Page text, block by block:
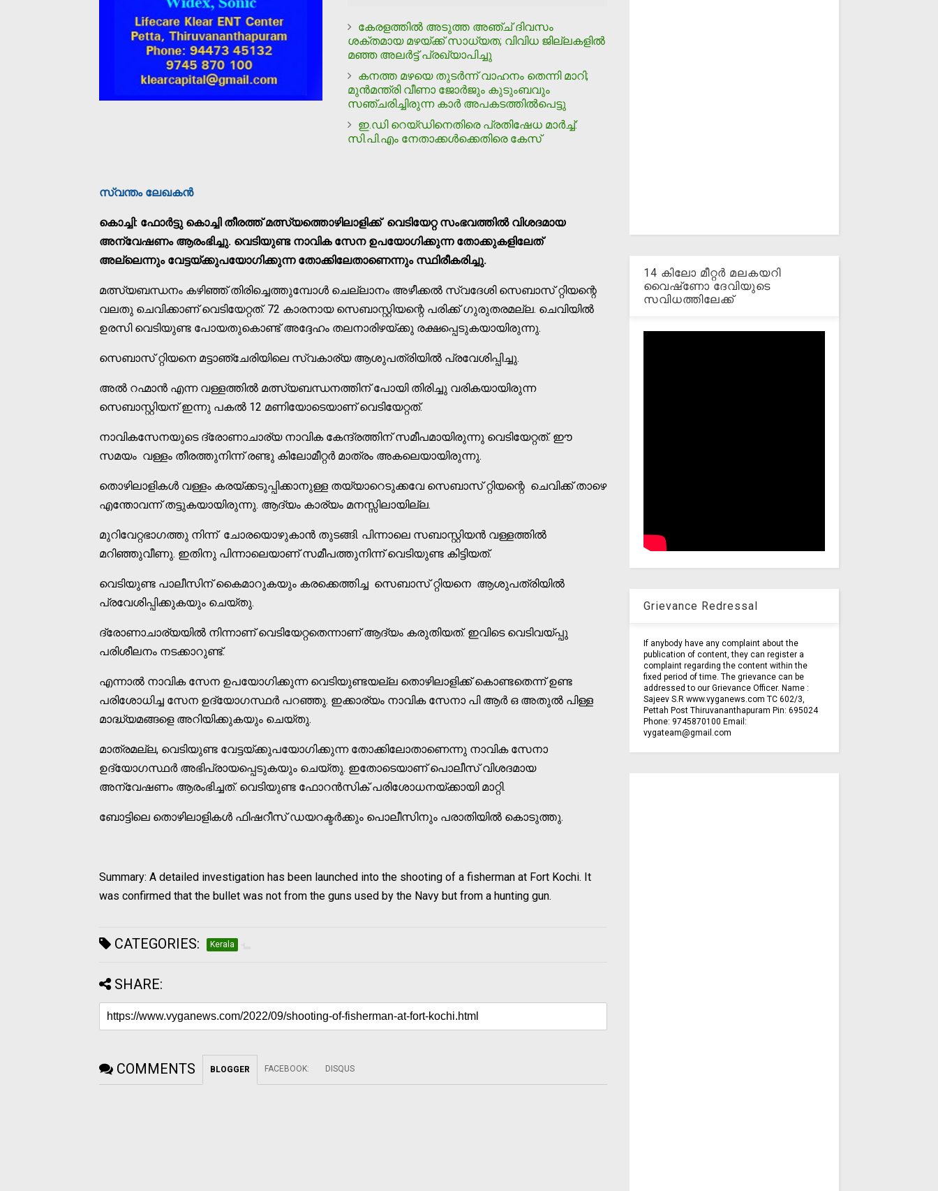
കേരളത്തിൽ അടുത്ത അഞ്ച് ദിവസം
ശക്തമായ മഴയ്ക്ക് സാധ്യത; വിവിധ ജില്ലകളിൽ
മഞ്ഞ അലർട്ട് പ്രഖ്യാപിച്ചു
കനത്ത മഴയെ തുടർന്ന് വാഹനം തെന്നി മാറി;
മുൻമന്ത്രി വീണാ ജോർജും കുടുംബവും
സഞ്ചരിച്ചിരുന്ന കാർ അപകടത്തിൽപെട്ടു
ഇ.ഡി റെയ്ഡിനെതിരെ പ്രതിഷേധ മാര്‍ച്ച്:
സി.പി.എം നേതാക്കള്‍ക്കെതിരെ കേസ്
സ്വന്തം ലേഖകന്‍
കൊച്ചി: ഫോര്‍ട്ടു കൊച്ചി തീരത്ത് മത്സ്യത്തൊഴിലാളിക്ക് വെടിയേറ്റ സംഭവത്തില്‍ വിശദമായ
അന്വേഷണം ആരംഭിച്ചു. വെടിയുണ്ട നാവിക സേന ഉപയോഗിക്കുന്ന തോക്കുകളിലേത്
അല്ലെന്നും വേട്ടയ്ക്കുപയോഗിക്കുന്ന തോക്കിലേതാണെന്നും സ്ഥിരീകരിച്ചു.
മത്സ്യബന്ധനം കഴിഞ്ഞ് തിരിച്ചെത്തുമ്പോള്‍ ചെല്ലാനം അഴീക്കല്‍ സ്വദേശി സെബാസ് റ്റിയന്റെ
വലതു ചെവിക്കാണ് വെടിയേറ്റത്. 72 കാരനായ സെബാസ്റ്റിയന്റെ പരിക്ക് ഗുരുതരമല്ല. ചെവിയില്‍
ഉരസി വെടിയുണ്ട പോയതുകൊണ്ട് അദ്ദേഹം തലനാരിഴയ്ക്കു രക്ഷപ്പെടുകയായിരുന്നു.
സെബാസ് റ്റിയനെ മട്ടാഞ്ചേരിയിലെ സ്വകാര്യ ആശുപത്രിയില്‍ പ്രവേശിപ്പിച്ചു.
അല്‍ റഹ്മാന്‍ എന്ന വള്ളത്തില്‍ മത്സ്യബന്ധനത്തിന് പോയി തിരിച്ചു വരികയായിരുന്ന
സെബാസ്റ്റിയന് ഇന്നു പകല്‍ 12 മണിയോടെയാണ് വെടിയേറ്റത്.
നാവികസേനയുടെ ദ്രോണാചാര്യ നാവിക കേന്ദ്രത്തിന് സമീപമായിരുന്നു വെടിയേറ്റത്. ഈ
സമയം വള്ളം തീരത്തുനിന്ന് രണ്ടു കിലോമീറ്റര്‍ മാത്രം അകലെയായിരുന്നു.
തൊഴിലാളികള്‍ വള്ളം കരയ്ക്കടുപ്പിക്കാനുള്ള തയ്യാറെടുക്കവേ സെബാസ് റ്റിയന്റെ ചെവിക്ക് താഴെ
എന്തോവന്ന് തട്ടുകയായിരുന്നു. ആദ്യം കാര്യം മനസ്സിലായില്ല.
മുറിവേറ്റഭാഗത്തു നിന്ന് ചോരയൊഴുകാന്‍ തുടങ്ങി. പിന്നാലെ സബാസ്റ്റിയന്‍ വള്ളത്തില്‍
മറിഞ്ഞുവീണു. ഇതിനു പിന്നാലെയാണ് സമീപത്തുനിന്ന് വെടിയുണ്ട കിട്ടിയത്.
വെടിയുണ്ട പാലീസിന് കൈമാറുകയും കരക്കെത്തിച്ച സെബാസ് റ്റിയനെ ആശുപത്രിയില്‍
പ്രവേശിപ്പിക്കുകയും ചെയ്തു.
ദ്രോണാചാര്യയില്‍ നിന്നാണ് വെടിയേറ്റതെന്നാണ് ആദ്യം കരുതിയത്. ഇവിടെ വെടിവയ്പ്പു
പരിശീലനം നടക്കാറുണ്ട്.
എന്നാല്‍ നാവിക സേന ഉപയോഗിക്കുന്ന വെടിയുണ്ടയല്ല തൊഴിലാളിക്ക് കൊണ്ടതെന്ന് ഉണ്ട
പരിശോധിച്ച സേന ഉദ്യോഗസ്ഥര്‍ പറഞ്ഞു. ഇക്കാര്യം നാവിക സേനാ പി ആര്‍ ഒ അതുല്‍ പിള്ള
മാദ്ധ്യമങ്ങളെ അറിയിക്കുകയും ചെയ്തു.
മാത്രമല്ല, വെടിയുണ്ട വേട്ടയ്ക്കുപയോഗിക്കുന്ന തോക്കിലോതാണെന്നു നാവിക സേനാ
ഉദ്യോഗസ്ഥര്‍ അഭിപ്രായപ്പെടുകയും ചെയ്തു. ഇതോടെയാണ് പൊലീസ് വിശദമായ
അന്വേഷണം ആരംഭിച്ചത്. വെടിയുണ്ട ഫോറന്‍സിക് പരിശോധനയ്ക്കായി മാറ്റി.
ബോട്ടിലെ തൊഴിലാളികള്‍ ഫിഷറീസ് ഡയറക്ടര്‍ക്കും പൊലീസിനും പരാതിയില്‍ കൊടുത്തു.
Summary: A detailed investigation has been launched into the shooting of a fisherman at Fort Kochi. It
was confirmed that the bullet was not from the guns used by the Navy but from a hunting gun.
CATEGORIES: Kerala
SHARE:
COMMENTS BLOGGER FACEBOOK: DISQUS
14 കിലോ മീറ്റര്‍ മലകയറി
വൈഷ്‌ണോ ദേവിയുടെ
സവിധത്തിലേക്ക്
Grievance Redressal
If anybody have any complaint about the
publication of content, they can register a
complaint regarding the content within the
fixed period of time. The grievance can be
addressed to our Grievance Officer. Name :
Sajeev S.R www.vyganews.com TC 602/3,
Pettah Post Thiruvananthapuram Pin: 695024
Phone: 9745870100 Email:
vygateam@gmail.com